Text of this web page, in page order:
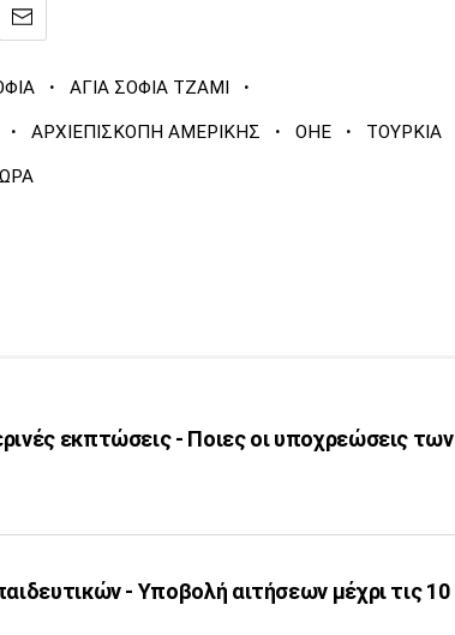
· ΑΓΙΑ ΣΟΦΙΑ ΤΖΑΜΙ ·
· ΑΡΧΙΕΠΙΣΚΟΠΗ ΑΜΕΡΙΚΗΣ · ΟΗΕ · ΤΟΥΡΚΙΑ
εκπτώσεις - Ποιες οι υποχρεώσεις των
- Υποβολή αιτήσεων μέχρι τις 10